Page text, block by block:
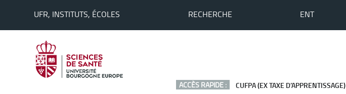
UFR, INSTITUTS, ÉCOLES RECHERCHE ENT
ACCÈS RAPIDE : CUFPA (EX TAXE D’APPRENTISSAGE)